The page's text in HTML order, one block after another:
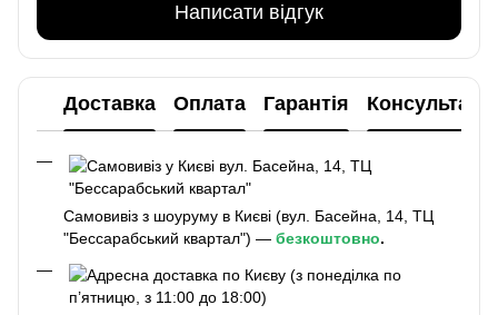
Написати відгук
Доставка Оплата Гарантія Консультація
Самовивіз з шоуруму в Києві (вул. Басейна, 14, ТЦ
"Бессарабський квартал") — безкоштовно.